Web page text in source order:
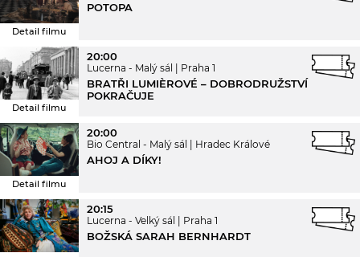
Detail filmu
POTOPA
Detail filmu
20:00
Lucerna - Malý sál Praha 1
BRATŘI LUMIÈROVÉ – DOBRODRUŽSTVÍ
POKRAČUJE
Detail filmu
20:00
Bio Central - Malý sál Hradec Králové
AHOJ A DÍKY!
20:15
Lucerna - Velký sál Praha 1
BOŽSKÁ SARAH BERNHARDT